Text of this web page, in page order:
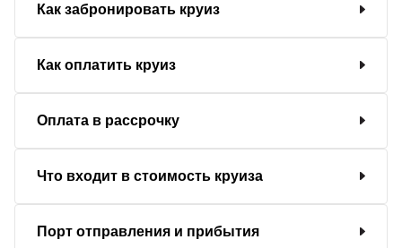
Как забронировать круиз
Как оплатить круиз
Оплата в рассрочку
Что входит в стоимость круиза
Порт отправления и прибытия